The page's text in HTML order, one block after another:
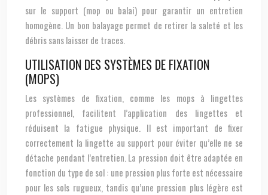
sur le support (mop ou balai) pour garantir un entretien
homogène. Un bon balayage permet de retirer la saleté et les
débris sans laisser de traces.
UTILISATION DES SYSTÈMES DE FIXATION
(MOPS)
Les systèmes de fixation, comme les mops à lingettes
professionnel, facilitent l’application des lingettes et
réduisent la fatigue physique. Il est important de fixer
correctement la lingette au support pour éviter qu’elle ne se
détache pendant l’entretien. La pression doit être adaptée en
fonction du type de sol : une pression plus forte est nécessaire
pour les sols rugueux, tandis qu’une pression plus légère est